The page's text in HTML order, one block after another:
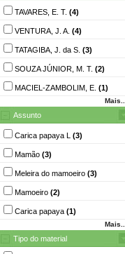
TAVARES, E. T. (4)
VENTURA, J. A. (4)
TATAGIBA, J. da S. (3)
SOUZA JÚNIOR, M. T. (2)
MACIEL-ZAMBOLIM, E. (1)
Mais...
Assunto
Carica papaya L (3)
Mamão (3)
Meleira do mamoeiro (3)
Mamoeiro (2)
Carica papaya (1)
Mais...
Tipo do material